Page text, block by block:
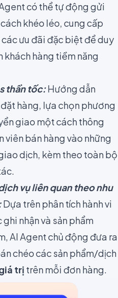
có thể tự động gửi
khéo léo, cung cấp
ưu đãi đặc biệt để duy
khách hàng tiềm năng
thần tốc:Hướng dẫn
hàng, lựa chọn phương
giao một cách thông
viên bán hàng vào những
dịch, kèm theo toàn bộ
vụ liên quan theo nhu
Dựa trên phân tích hành vi
nhận và sản phẩm
AI Agent chủ động đưa ra
chéo các sản phẩm/dịch
trị trên mỗi đơn hàng.